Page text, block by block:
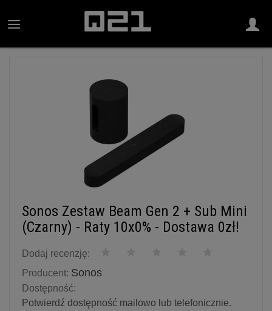
Sonos Zestaw Beam Gen 2 + Sub Mini
(Czarny) - Raty 10x0% - Dostawa 0zł!
Dodaj recenzję:
Producent: Sonos
Dostępność:
Potwierdź dostępność mailowo lub telefonicznie.